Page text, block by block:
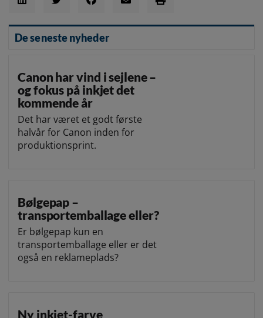
De seneste nyheder
Canon har vind i sejlene –
og fokus på inkjet det
kommende år
Det har været et godt første
halvår for Canon inden for
produktionsprint.
Bølgepap –
transportemballage eller?
Er bølgepap kun en
transportemballage eller er det
også en reklameplads?
Ny inkjet-farve